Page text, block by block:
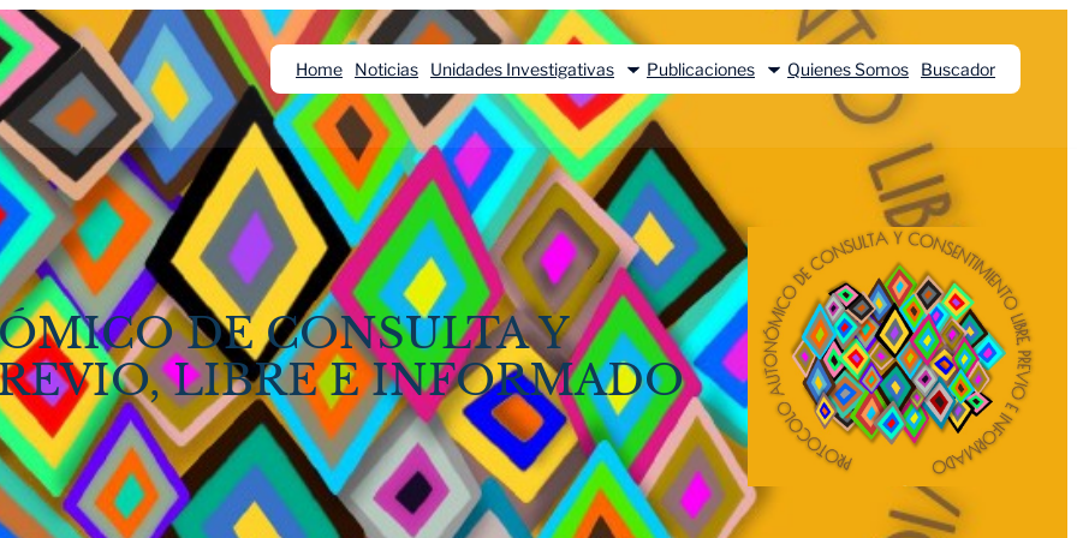
Home Noticias Unidades Investigativas Publicaciones Quienes Somos Buscador
DE CONSULTA Y
LIBRE E INFORMADO